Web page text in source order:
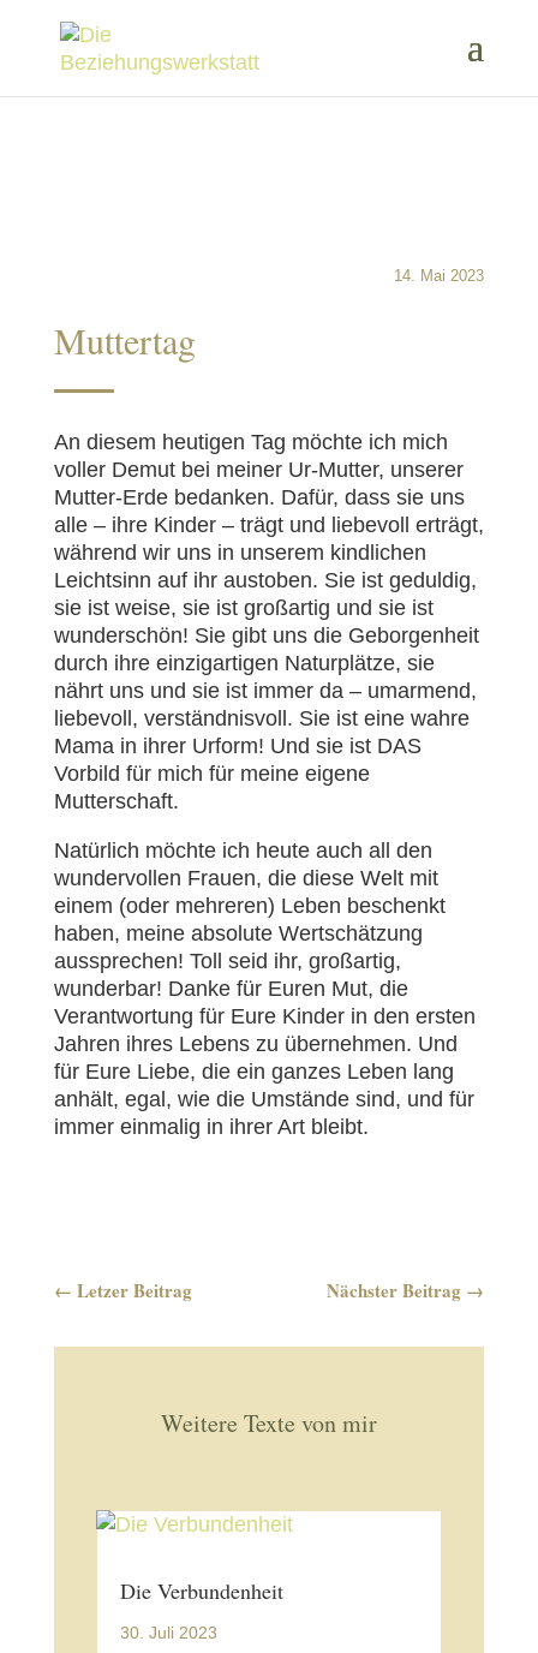
14. Mai 2023
Muttertag
An diesem heutigen Tag möchte ich mich
voller Demut bei meiner Ur-Mutter, unserer
Mutter-Erde bedanken. Dafür, dass sie uns
alle – ihre Kinder – trägt und liebevoll erträgt,
während wir uns in unserem kindlichen
Leichtsinn auf ihr austoben. Sie ist geduldig,
sie ist weise, sie ist großartig und sie ist
wunderschön! Sie gibt uns die Geborgenheit
durch ihre einzigartigen Naturplätze, sie
nährt uns und sie ist immer da – umarmend,
liebevoll, verständnisvoll. Sie ist eine wahre
Mama in ihrer Urform! Und sie ist DAS
Vorbild für mich für meine eigene
Mutterschaft.
Natürlich möchte ich heute auch all den
wundervollen Frauen, die diese Welt mit
einem (oder mehreren) Leben beschenkt
haben, meine absolute Wertschätzung
aussprechen! Toll seid ihr, großartig,
wunderbar! Danke für Euren Mut, die
Verantwortung für Eure Kinder in den ersten
Jahren ihres Lebens zu übernehmen. Und
für Eure Liebe, die ein ganzes Leben lang
anhält, egal, wie die Umstände sind, und für
immer einmalig in ihrer Art bleibt.
← Letzer Beitrag Nächster Beitrag →
Weitere Texte von mir
Die Verbundenheit
30. Juli 2023